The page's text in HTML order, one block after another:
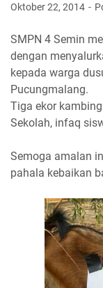
Oktober 22, 2014
SMPN 4 Semin
dengan
kepada warga
Pucungmalang.
Tiga ekor
Sekolah, infaq
Semoga amalan
pahala kebaikan